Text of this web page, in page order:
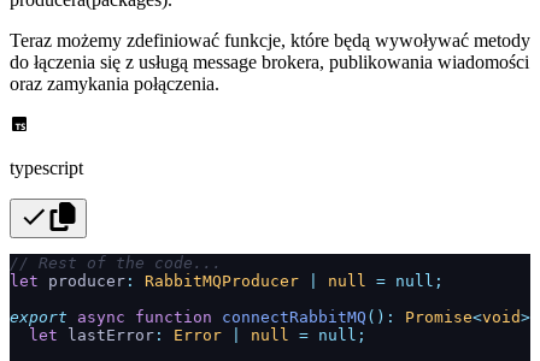
Teraz możemy zdefiniować funkcje, które będą wywoływać metody
do łączenia się z usługą message brokera, publikowania wiadomości
oraz zamykania połączenia.
typescript
// Rest of the code...
let producer : RabbitMQProducer null = null;
export async function connectRabbitMQ (): Promise<void>
  let
lastError : Error null = null;